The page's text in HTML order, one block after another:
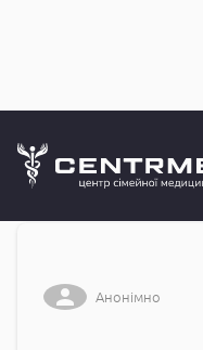
CENTRMED: Задай
Анонімно